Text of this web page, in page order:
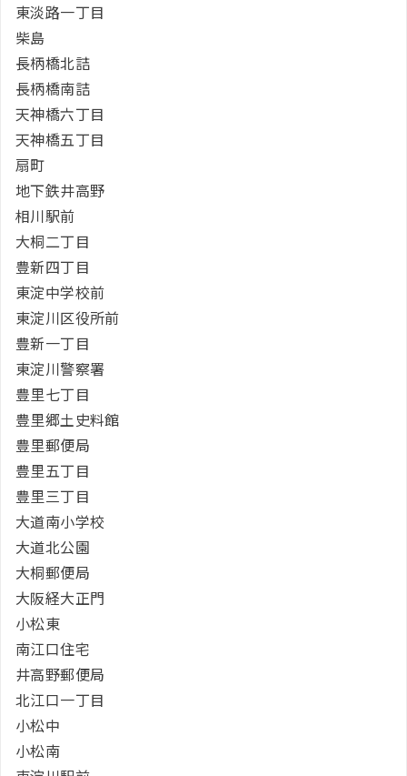
東淡路一丁目
柴島
長柄橋北詰
長柄橋南詰
天神橋六丁目
天神橋五丁目
扇町
地下鉄井高野
相川駅前
大桐二丁目
豊新四丁目
東淀中学校前
東淀川区役所前
豊新一丁目
東淀川警察署
豊里七丁目
豊里郷土史料館
豊里郵便局
豊里五丁目
豊里三丁目
大道南小学校
大道北公園
大桐郵便局
大阪経大正門
小松東
南江口住宅
井高野郵便局
北江口一丁目
小松中
小松南